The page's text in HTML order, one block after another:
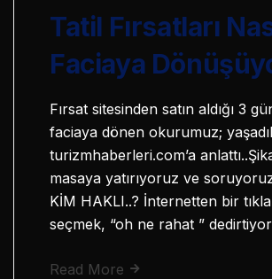
Tatil Fırsatları
Faciaya
Fırsat sitesinden satın aldığı 3
faciaya dönen okurumuz;
turizmhaberleri.com’a
masaya yatırıyoruz ve
KİM HAKLI..? İnternetten bir
seçmek, “oh ne rahat ”
Read More